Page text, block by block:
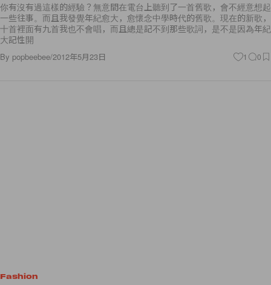
你有沒有過這樣的經驗？無意間在電台上聽到了一首舊歌，會不經意想起
一些往事。而且我發覺年紀愈大，愈懷念中學時代的舊歌。現在的新歌，
十首裡面有九首我也不會唱，而且總是記不到那些歌詞，是不是因為年紀
大記性開
By popbeebee/2012年5月23日 1 0
Fashion